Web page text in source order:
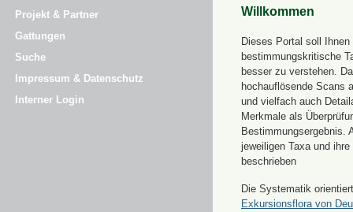
Projekt & Partner
Gattungen
Suche
Impressum & Datenschutz
Interner Login
Willkommen
Dieses Portal soll Ihnen
bestimmungskritische
besser zu verstehen.
hochauflösende Scans
und vielfach auch
Merkmale als
Bestimmungsergebnis.
jeweiligen Taxa und
beschrieben
Die Systematik
Exkursionsflora von